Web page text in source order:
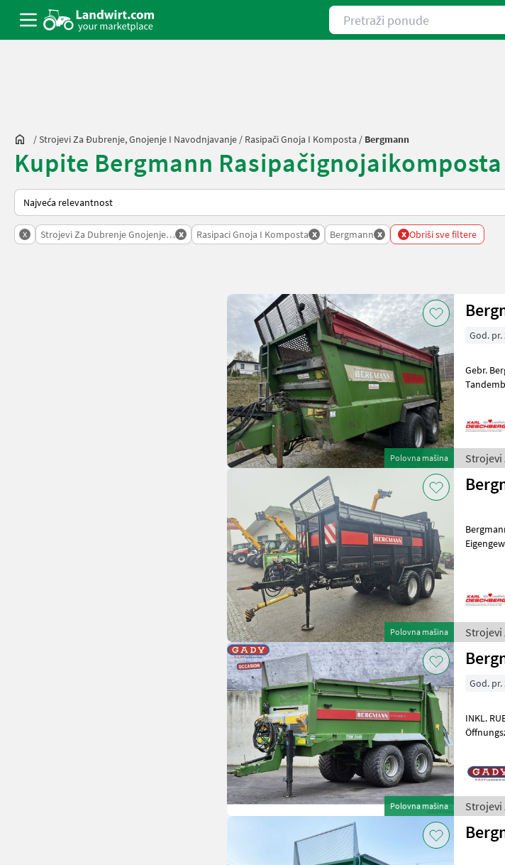
Pretraži ponude
/Strojevi Za Đubrenje, Gnojenje I Navodnjavanje / Rasipači Gnoja I Komposta / Bergmann
Kupite Bergmann
Način na koji sortira Landwirt.com
x Strojevi Za Dubrenje Gnojenje I Navodnjavanje
x Rasipaci Gnoja I Komposta x Bergmann x x Obriši sve filtere
Polovna mašina
God. pr.
Gebr.
Strojevi
Polovna mašina Strojevi
Polovna mašina
God. pr.
INKL.
Strojevi